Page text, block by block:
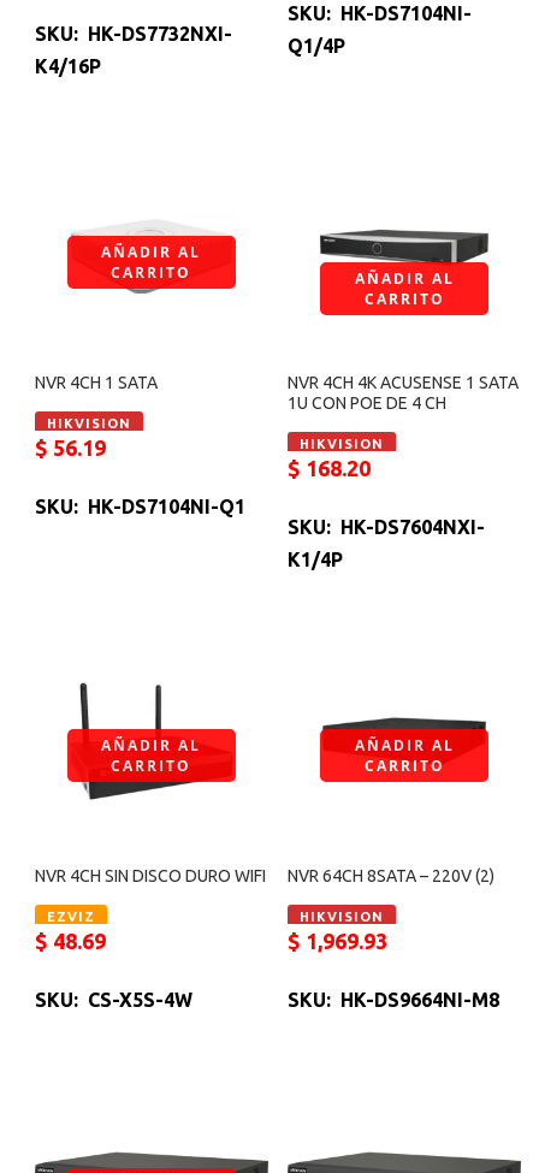
SKU: HK-DS7732NXI-
K4/16P
SKU: HK-DS7104NI-
Q1/4P
NVR 4CH 1 SATA
HIKVISION
$ 56.19
SKU: HK-DS7104NI-Q1
AÑADIR AL
CARRITO
NVR 4CH 4K ACUSENSE 1 SATA
1U CON POE DE 4 CH
HIKVISION
$ 168.20
SKU: HK-DS7604NXI-
K1/4P
AÑADIR AL
CARRITO
NVR 4CH SIN DISCO DURO WIFI
EZVIZ
$ 48.69
SKU: CS-X5S-4W
AÑADIR AL
CARRITO
NVR 64CH 8SATA – 220V (2)
HIKVISION
$ 1,969.93
SKU: HK-DS9664NI-M8
AÑADIR AL
CARRITO